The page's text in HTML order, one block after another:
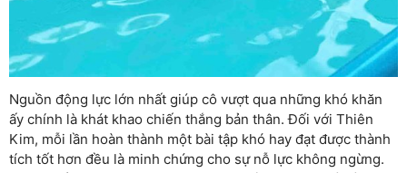
Nguồn động lực lớn nhất giúp cô vượt qua những khó khăn
ấy chính là khát khao chiến thắng bản thân. Đối với Thiên
Kim, mỗi lần hoàn thành một bài tập khó hay đạt được thành
tích tốt hơn đều là minh chứng cho sự nỗ lực không ngừng.